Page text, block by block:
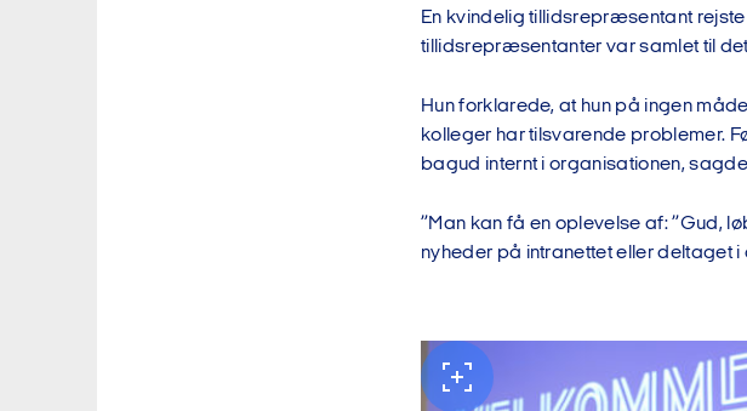
En kvindelig tillidsrepræsentant
tillidsrepræsentanter var samlet til
Hun forklarede, at hun på ingen
kolleger har tilsvarende problemer.
bagud internt i organisationen, sagde
”Man kan få en oplevelse af: ”Gud,
nyheder på intranettet eller deltaget i